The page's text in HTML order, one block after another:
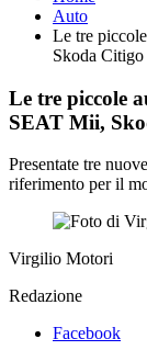
Auto
Le tre
Skoda
Le tre piccole
SEAT Mii,
Presentate tre
riferimento per il
Virgilio Motori
Redazione
Facebook